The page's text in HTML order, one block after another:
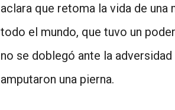
aclara que retoma la vida de una
todo el mundo, que tuvo un
no se doblegó ante la adversidad
amputaron una pierna.